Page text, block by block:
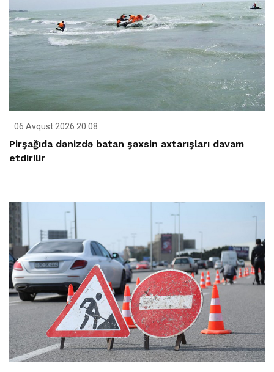
06 Avqust 2026 20:08
Pirşağıda dənizdə batan şəxsin axtarışları davam
etdirilir